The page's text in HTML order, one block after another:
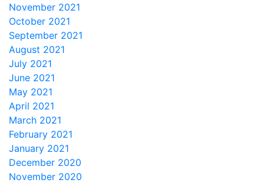
November 2021
October 2021
September 2021
August 2021
July 2021
June 2021
May 2021
April 2021
March 2021
February 2021
January 2021
December 2020
November 2020